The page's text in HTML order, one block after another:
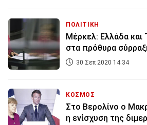
ΠΟΛΙΤΙΚΗ
Μέρκελ: Ελλάδα και
στα πρόθυρα
30 Σεπ 2020 14:34
ΚΟΣΜΟΣ
Στο Βερολίνο ο
η ενίσχυση της